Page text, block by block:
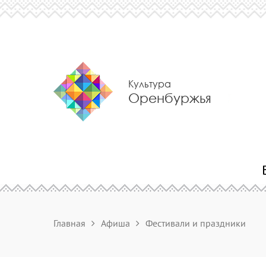
Культура
Оренбуржья
Главная Афиша Фестивали и праздники